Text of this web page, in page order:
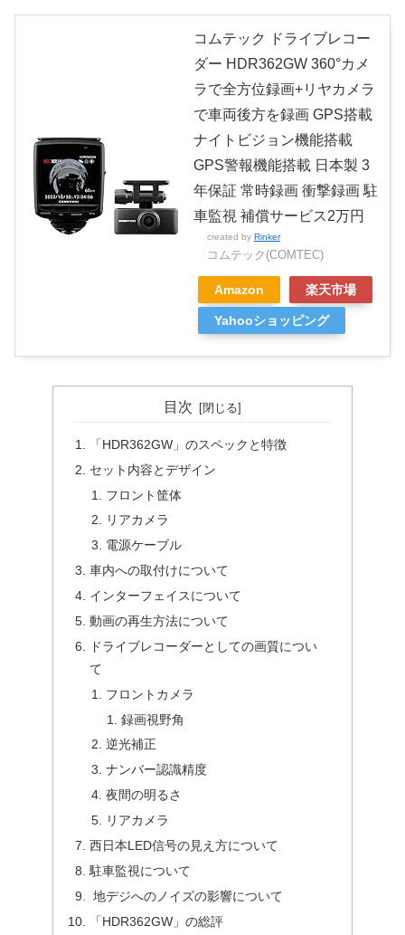
コムテック ドライブレコー
ダー HDR362GW 360°カメ
ラで全方位録画+リヤカメラ
で車両後方を録画 GPS搭載
ナイトビジョン機能搭載
GPS警報機能搭載 日本製 3
年保証 常時録画 衝撃録画 駐
車監視 補償サービス2万円
created by Rinker
コムテック(COMTEC)
Amazon 楽天市場
Yahooショッピング
目次
「HDR362GW」のスペックと特徴
セット内容とデザイン
フロント筐体
リアカメラ
電源ケーブル
車内への取付けについて
インターフェイスについて
動画の再生方法について
ドライブレコーダーとしての画質につい
て
フロントカメラ
録画視野角
逆光補正
ナンバー認識精度
夜間の明るさ
リアカメラ
西日本LED信号の見え方について
駐車監視について
地デジへのノイズの影響について
「HDR362GW」の総評